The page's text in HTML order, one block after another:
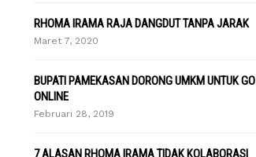
RHOMA IRAMA RAJA DANGDUT TANPA JARAK
Maret 7, 2020
BUPATI PAMEKASAN DORONG UMKM UNTUK GO
ONLINE
Februari 28, 2019
7 ALASAN RHOMA IRAMA TIDAK KOLABORASI